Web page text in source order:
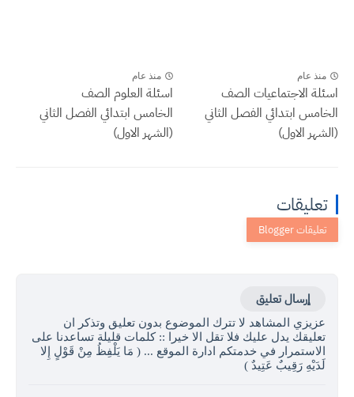
منذ عام
اسئلة الاجتماعيات الصف
الخامس ابتدائي الفصل الثاني
(الشهر الاول)
منذ عام
اسئلة العلوم الصف
الخامس ابتدائي الفصل الثاني
(الشهر الاول)
تعليقات
إرسال تعليق
عزيزي المشاهد لا تترك الموضوع بدون تعليق وتذكر ان
تعليقك يدل عليك فلا تقل الا خيرا :: كلمات قليلة تساعدنا على
الاستمرار في خدمتكم ادارة الموقع ... ( مَا يَلْفِظُ مِنْ قَوْلٍ إِلا
لَدَيْهِ رَقِيبٌ عَتِيدٌ )